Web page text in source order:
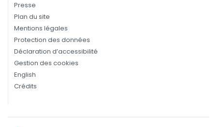
Presse
Plan du site
Mentions légales
Protection des données
Déclaration d’accessibilité
Gestion des cookies
English
Crédits